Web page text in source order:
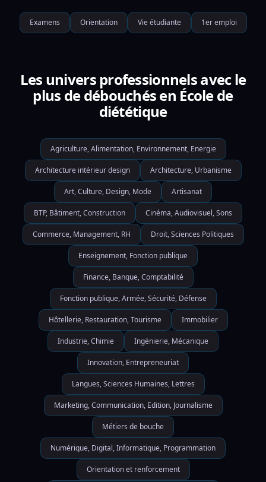
Examens Orientation Vie étudiante 1er emploi
Les univers professionnels avec le
plus de débouchés en École de
diététique
Agriculture, Alimentation, Environnement, Energie
Architecture intérieur design Architecture, Urbanisme
Art, Culture, Design, Mode Artisanat
BTP, Bâtiment, Construction Cinéma, Audiovisuel, Sons
Commerce, Management, RH Droit, Sciences Politiques
Enseignement, Fonction publique
Finance, Banque, Comptabilité
Fonction publique, Armée, Sécurité, Défense
Hôtellerie, Restauration, Tourisme Immobilier
Industrie, Chimie Ingénierie, Mécanique
Innovation, Entrepreneuriat
Langues, Sciences Humaines, Lettres
Marketing, Communication, Edition, Journalisme
Métiers de bouche
Numérique, Digital, Informatique, Programmation
Orientation et renforcement